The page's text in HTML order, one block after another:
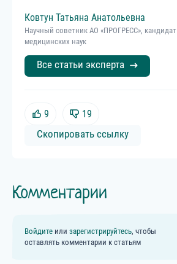
Ковтун Татьяна Анатольевна
Научный советник АО «ПРОГРЕСС», кандидат
медицинских наук
Все статьи эксперта
9 19
Скопировать ссылку
Комментарии
Войдите или зарегистрируйтесь, чтобы
оставлять комментарии к статьям